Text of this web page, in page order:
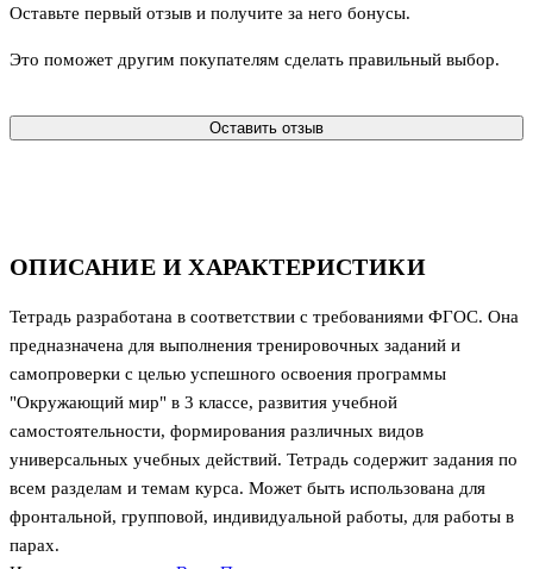
ОПИСАНИЕ И ХАРАКТЕРИСТИКИ
Тетрадь разработана в соответствии с требованиями ФГОС. Она
предназначена для выполнения тренировочных заданий и
самопроверки с целью успешного освоения программы
"Окружающий мир" в 3 классе, развития учебной
самостоятельности, формирования различных видов
универсальных учебных действий. Тетрадь содержит задания по
всем разделам и темам курса. Может быть использована для
фронтальной, групповой, индивидуальной работы, для работы в
парах.
Оставьте первый отзыв и получите за него бонусы.
Это поможет другим покупателям сделать правильный выбор.
Оставить отзыв